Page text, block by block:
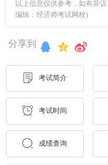
以上信息仅供参考，如有异
编辑：经济师考试网校)
分享到
考试简介
考试时间
成绩查询